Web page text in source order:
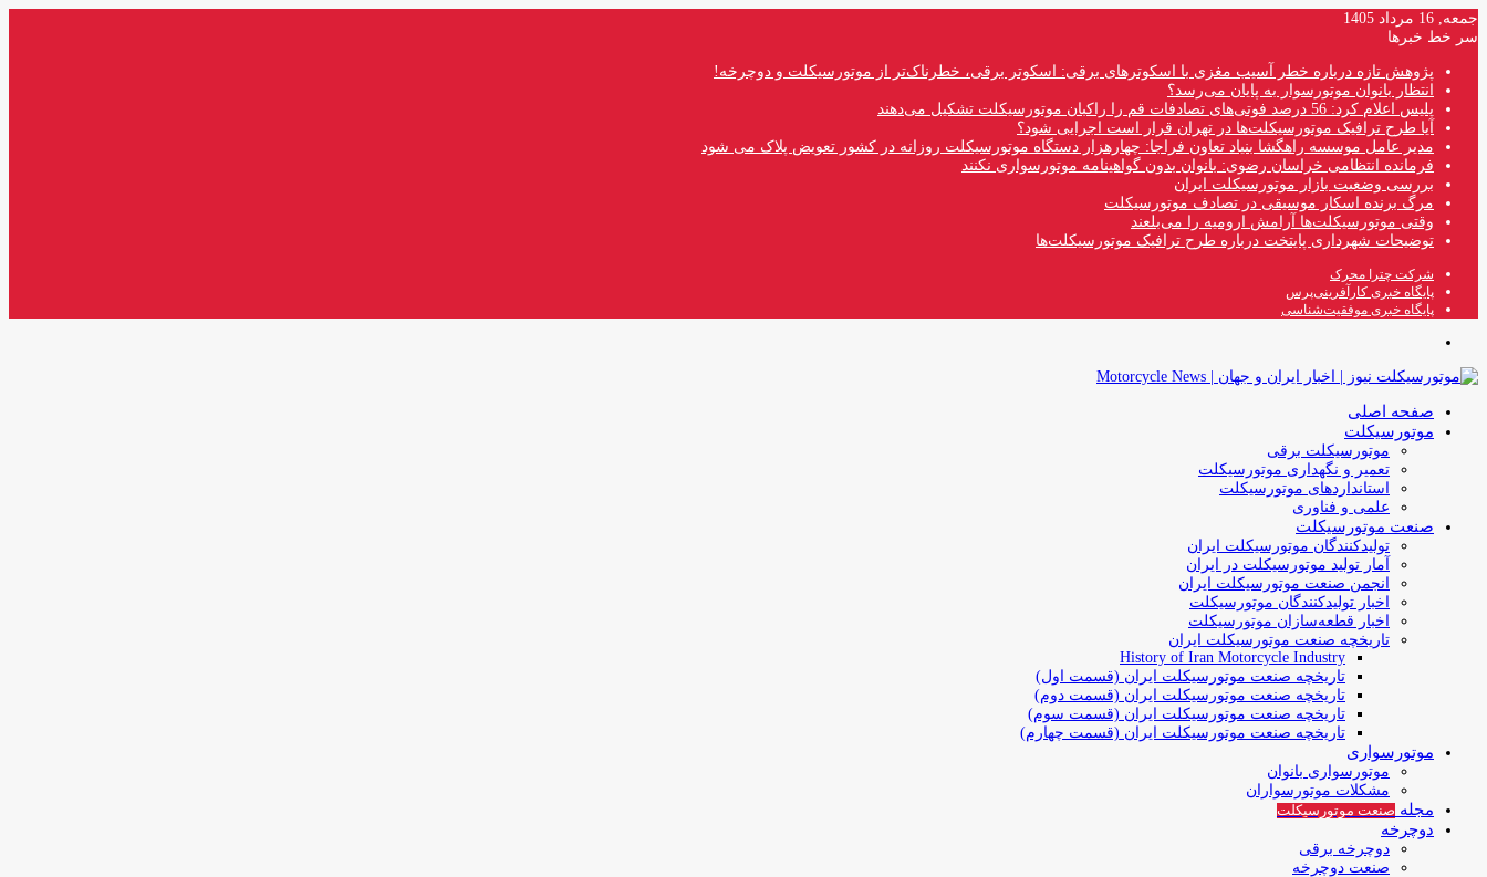
جمعه, 16 مرداد 1405
سر خط خبرها
پژوهش تازه درباره خطر آسیب مغزی با اسکوترهای برقی: اسکوتر برقی، خطرناک‌تر از موتورسیکلت و دوچرخه!
انتظار بانوان موتورسوار به پایان می‌رسد؟
پلیس اعلام کرد: 56 درصد فوتی‌های تصادفات قم را راکبان موتورسیکلت تشکیل می‌دهند
آیا طرح ترافیک موتورسیکلت‌ها در تهران قرار است اجرایی شود؟
مدیر عامل موسسه راهگشا بنیاد تعاون فراجا: چهارهزار دستگاه موتورسیکلت روزانه در کشور تعویض پلاک می شود
فرمانده انتظامی خراسان رضوی: بانوان بدون گواهینامه موتورسواری نکنند
بررسی وضعیت بازار موتورسیکلت ایران
مرگ برنده اسکار موسیقی در تصادف موتورسیکلت
وقتی موتورسیکلت‌ها آرامش ارومیه را می‌بلعند
توضیحات شهرداری پایتخت درباره طرح ترافیک موتورسیکلت‌ها
شرکت چترا محرک
پایگاه خبری کارآفرینی‌پرس
پایگاه خبری موفقیت‌شناسی
صفحه اصلی
موتورسیکلت
موتورسیکلت برقی
تعمیر و نگهداری موتورسیکلت
استانداردهای موتورسیکلت
علمی و فناوری
صنعت موتورسیکلت
تولیدکنندگان موتورسیکلت ایران
آمار تولید موتورسیکلت در ایران
انجمن صنعت موتورسیکلت ایران
اخبار تولیدکنندگان موتورسیکلت
اخبار قطعه‌سازان موتورسیکلت
تاریخچه صنعت موتورسیکلت ایران
History of Iran Motorcycle Industry
تاریخچه صنعت موتورسیکلت ایران (قسمت اول)
تاریخچه صنعت موتورسیکلت ایران (قسمت دوم)
تاریخچه صنعت موتورسیکلت ایران (قسمت سوم)
تاریخچه صنعت موتورسیکلت ایران (قسمت چهارم)
موتورسواری
موتورسواری بانوان
مشکلات موتورسواران
مجله صنعت موتورسیکلت
دوچرخه
دوچرخه برقی
صنعت دوچرخه